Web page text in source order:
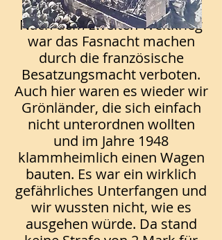
Nach dem zweiten Weltkrieg
war das Fasnacht machen
durch die französische
Besatzungsmacht verboten.
Auch hier waren es wieder wir
Grönländer, die sich einfach
nicht unterordnen wollten
und im Jahre 1948
klammheimlich einen Wagen
bauten. Es war ein wirklich
gefährliches Unterfangen und
wir wussten nicht, wie es
ausgehen würde. Da stand